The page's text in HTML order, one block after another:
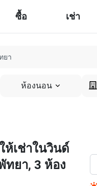
ซื้อ เช่า
ห้องนอน
ห้เช่าในวินด์
ทยา, 3 ห้อง